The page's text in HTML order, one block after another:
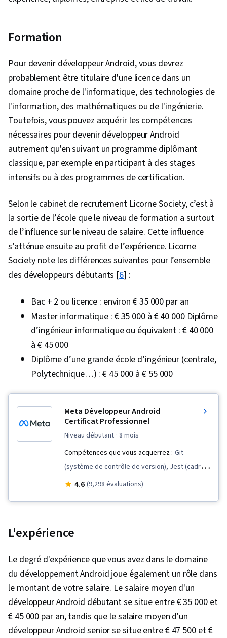
Formation
Pour devenir développeur Android, vous devrez
probablement être titulaire d'une licence dans un
domaine proche de l'informatique, des technologies de
l'information, des mathématiques ou de l'ingénierie.
Toutefois, vous pouvez acquérir les compétences
nécessaires pour devenir développeur Android
autrement qu'en suivant un programme diplômant
classique, par exemple en participant à des stages
intensifs ou à des programmes de certification.
Selon le cabinet de recrutement Licorne Society, c’est à
la sortie de l’école que le niveau de formation a surtout
de l’influence sur le niveau de salaire. Cette influence
s’atténue ensuite au profit de l’expérience. Licorne
Society note les différences suivantes pour l’ensemble
des développeurs débutants [6] :
Bac + 2 ou licence : environ € 35 000 par an
Master informatique : € 35 000 à € 40 000 Diplôme
d’ingénieur informatique ou équivalent : € 40 000
à € 45 000
Diplôme d’une grande école d’ingénieur (centrale,
Polytechnique…) : € 45 000 à € 55 000
Meta Développeur Android
Certificat Professionnel
niveau débutant · 8 mois
Compétences que vous acquerrez : Git
(système de contrôle de version), Jest (cadre
de test JavaScript), Tests d'utilisabilité,
UI/UX, React Native, Développement mobile,
Android, Jetpack Android, Kotlin, Structures de
données, Javascript, GitHub, Restful API,
Android Studio, Figma (logiciel de conception),
d'utilisation, Wireframing, Composants de
4.6 (9,298 évaluations)
L'expérience
Le degré d'expérience que vous avez dans le domaine
du développement Android joue également un rôle dans
le montant de votre salaire. Le salaire moyen d'un
développeur Android débutant se situe entre € 35 000 et
€ 45 000 par an, tandis que le salaire moyen d'un
développeur Android senior se situe entre € 47 500 et €